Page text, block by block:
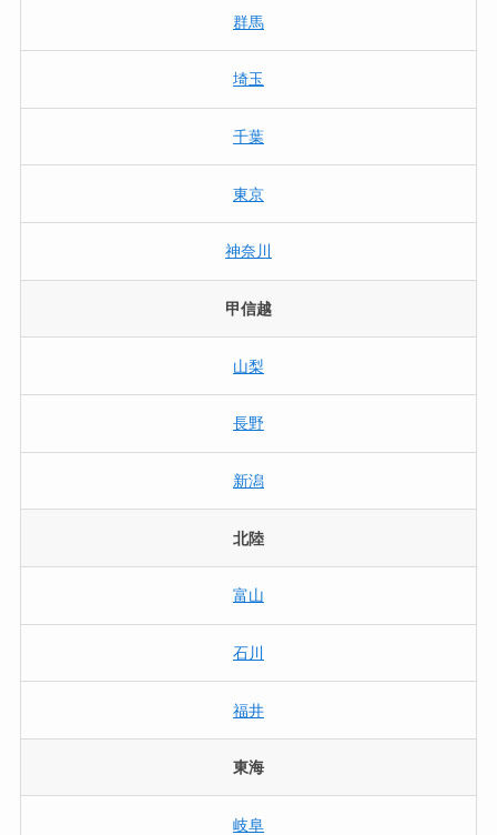
群馬
埼玉
千葉
東京
神奈川
甲信越
山梨
長野
新潟
北陸
富山
石川
福井
東海
岐阜